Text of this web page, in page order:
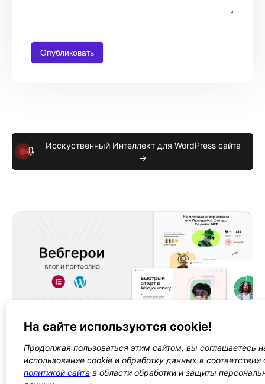
Исскуственный Интеллект для WordPress сайта
→
4900 ₽
Шаблон сайта портфолио на русском языке
длявеб студии. С современным дизайном, он
упрощает создание блога и портфолио вашей
команды.
На сайте используются cookie!
Продолжая пользоваться этим сайтом, вы соглашаетесь
использование cookie и обработку данных в соответствии
политикой сайта в области обработки и защиты